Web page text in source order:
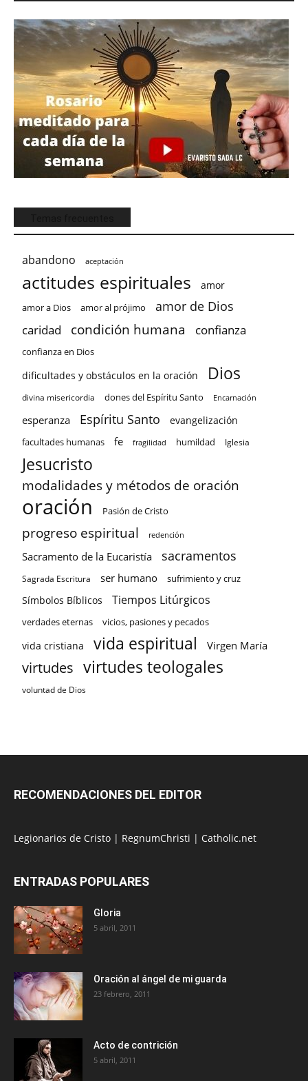
abandono aceptación
actitudes espirituales amor
amor a Dios amor al prójimo amor de Dios
caridad condición humana confianza
confianza en Dios
dificultades y obstáculos en la oración Dios
divina misericordia dones del Espíritu Santo Encarnación
esperanza Espíritu Santo evangelización
facultades humanas fe fragilidad humildad Iglesia
Jesucristo
modalidades y métodos de oración
oración Pasión de Cristo
progreso espiritual redención
Sacramento de la Eucaristía sacramentos
Sagrada Escritura ser humano sufrimiento y cruz
Símbolos Bíblicos Tiempos Litúrgicos
verdades eternas vicios, pasiones y pecados
vida cristiana vida espiritual Virgen María
virtudes virtudes teologales
voluntad de Dios
RECOMENDACIONES DEL EDITOR
Legionarios de Cristo | RegnumChristi | Catholic.net
ENTRADAS POPULARES
Gloria
5 abril, 2011
Oración al ángel de mi guarda
23 febrero, 2011
Acto de contrición
5 abril, 2011